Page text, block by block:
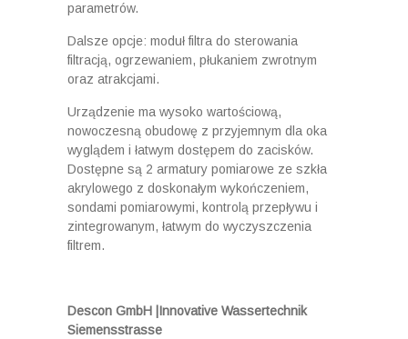
parametrów.
Dalsze opcje: moduł filtra do sterowania
filtracją, ogrzewaniem, płukaniem zwrotnym
oraz atrakcjami.
Urządzenie ma wysoko wartościową,
nowoczesną obudowę z przyjemnym dla oka
wyglądem i łatwym dostępem do zacisków.
Dostępne są 2 armatury pomiarowe ze szkła
akrylowego z doskonałym wykończeniem,
sondami pomiarowymi, kontrolą przepływu i
zintegrowanym, łatwym do wyczyszczenia
filtrem.
Descon GmbH |Innovative Wassertechnik
Siemensstrasse